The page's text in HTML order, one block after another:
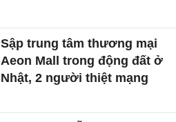
Sập trung tâm thương mại
Aeon Mall trong động đất ở
Nhật, 2 người thiệt mạng